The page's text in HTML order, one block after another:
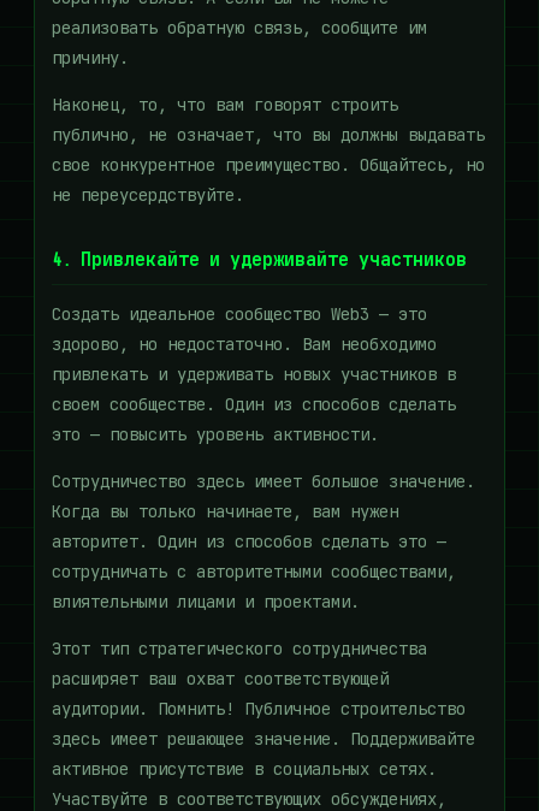
реализовать обратную связь, сообщите им
причину.
Наконец, то, что вам говорят строить
публично, не означает, что вы должны выдавать
свое конкурентное преимущество. Общайтесь, но
не переусердствуйте.
4. Привлекайте и удерживайте участников
Создать идеальное сообщество Web3 — это
здорово, но недостаточно. Вам необходимо
привлекать и удерживать новых участников в
своем сообществе. Один из способов сделать
это — повысить уровень активности.
Сотрудничество здесь имеет большое значение.
Когда вы только начинаете, вам нужен
авторитет. Один из способов сделать это —
сотрудничать с авторитетными сообществами,
влиятельными лицами и проектами.
Этот тип стратегического сотрудничества
расширяет ваш охват соответствующей
аудитории. Помнить! Публичное строительство
здесь имеет решающее значение. Поддерживайте
активное присутствие в социальных сетях.
Участвуйте в соответствующих обсуждениях,